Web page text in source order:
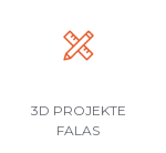
3D PROJEKTE
FALAS